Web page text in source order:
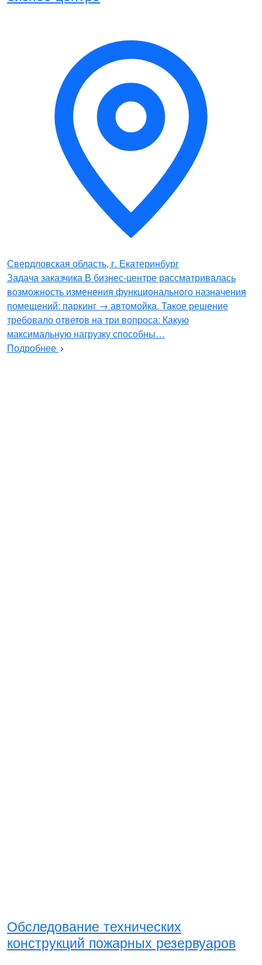
Свердловская область, г. Екатеринбург
Задача заказчика В бизнес-центре рассматривалась
возможность изменения функционального назначения
помещений: паркинг → автомойка. Такое решение
требовало ответов на три вопроса: Какую
максимальную нагрузку способны…
Подробнее
Обследование технических
конструкций пожарных резервуаров